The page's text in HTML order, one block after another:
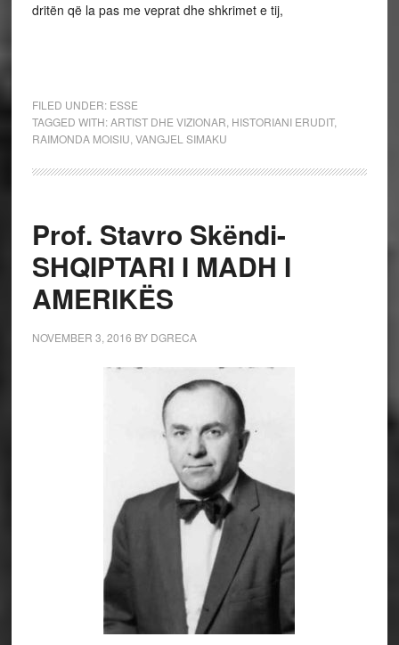
dritën që la pas me veprat dhe shkrimet e tij,
FILED UNDER: ESSE
TAGGED WITH:ARTIST DHE VIZIONAR HISTORIANI ERUDIT,
RAIMONDA MOISIU VANGJEL SIMAKU
Prof. Stavro Skëndi-
SHQIPTARI I MADH I
AMERIKËS
NOVEMBER 3, 2016 BY DGRECA